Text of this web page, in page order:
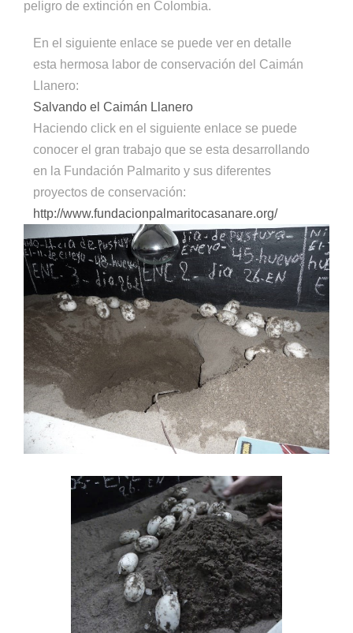
peligro de extinción en Colombia.
En el siguiente enlace se puede ver en detalle
esta hermosa labor de conservación del Caimán
Llanero:
Salvando el Caimán Llanero
Haciendo click en el siguiente enlace se puede
conocer el gran trabajo que se esta desarrollando
en la Fundación Palmarito y sus diferentes
proyectos de conservación:
http://www.fundacionpalmaritocasanare.org/